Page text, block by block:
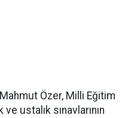
Özer, Milli Eğitim
ustalık sınavlarının